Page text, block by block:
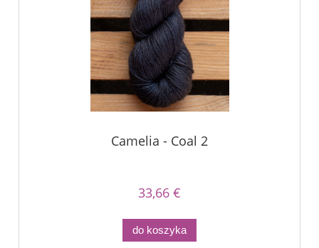
Camelia - Coal 2
33,66 €
do koszyka